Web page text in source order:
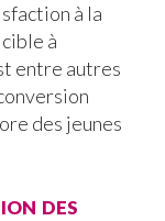
à la
à
entre autres
des jeunes
des